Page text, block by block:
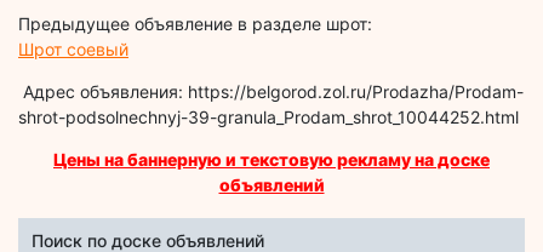
Предыдущее объявление в разделе шрот:
Шрот соевый
Адрес объявления: https://belgorod.zol.ru/Prodazha/Prodam-
shrot-podsolnechnyj-39-granula_Prodam_shrot_10044252.html
Цены на баннерную и текстовую рекламу на доске
объявлений
Поиск по доске объявлений